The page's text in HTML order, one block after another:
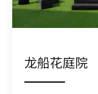
龙船花庭院